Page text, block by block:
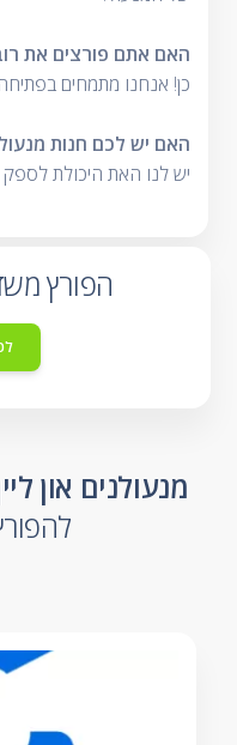
האם אתם פורצים את
כן! אנחנו מתמחים
האם יש לכם חנות
יש לנו האת היכולת לספק
הפורץ
מנעולנים און